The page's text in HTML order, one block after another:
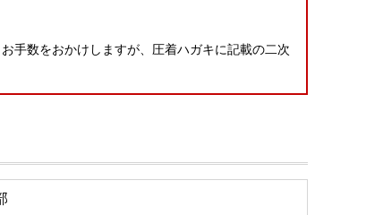
手数をおかけしますが、圧着ハガキに記載の二次